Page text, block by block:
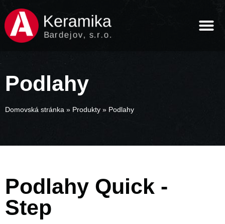
Podlahy
Domovská stránka » Produkty » Podlahy
Podlahy Quick -
Step